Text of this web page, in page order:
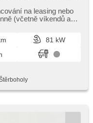
mit
Panoramadach,
na leasing nebo
(včetně víkendů a
81 kW